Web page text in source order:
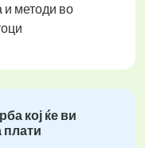
методи во
кој ќе ви
плати